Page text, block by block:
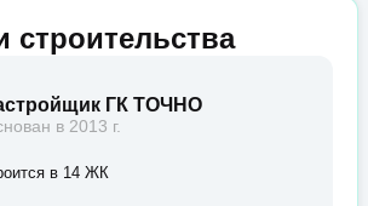
строительства
ГК ТОЧНО
в 2013 г.
в 14 ЖК